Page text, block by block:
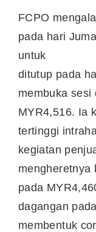
FCPO
pada hari
untuk
ditutup pada
membuka sesi
MYR4,516. Ia
tertinggi
kegiatan
mengheretnya
pada
dagangan
membentuk